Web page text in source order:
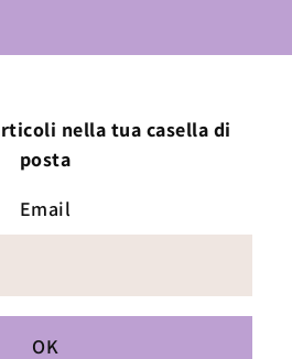
nella tua casella di
posta
Email